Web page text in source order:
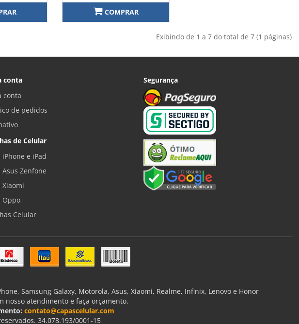
COMPRAR
Exibindo de 1 a 7 do total de 7 (1 páginas)
conta
conta
de pedidos
de Celular
iPhone e iPad
Asus Zenfone
Xiaomi
Oppo
Celular
Segurança
Samsung Galaxy, Motorola, Asus, Xiaomi, Realme, Infinix, Lenovo e Honor
nosso atendimento e faça orçamento.
contato@capascelular.com
34.078.193/0001-15